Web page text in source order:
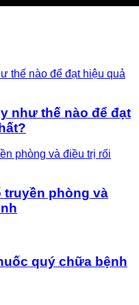
như thế nào để đạt
truyền phòng và
quý chữa bệnh